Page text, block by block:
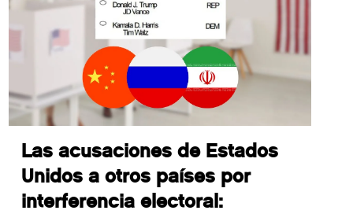
Las acusaciones de Estados
Unidos a otros países por
interferencia electoral: